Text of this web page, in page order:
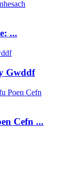
...
Gwddf
Cefn ...